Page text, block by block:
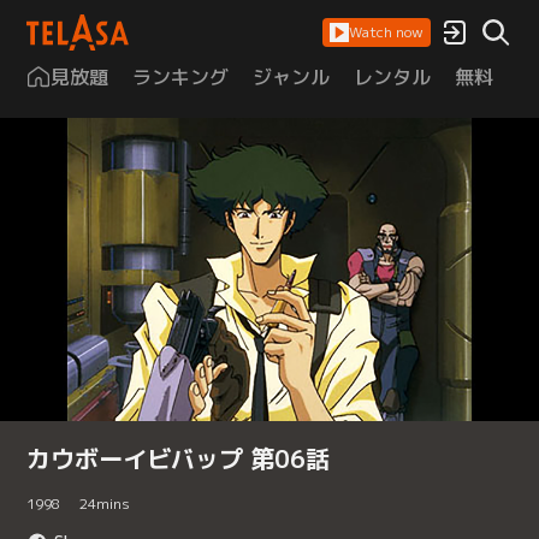
Watch now
見放題 ランキング ジャンル レンタル 無料
カウボーイビバップ 第06話
1998 24mins